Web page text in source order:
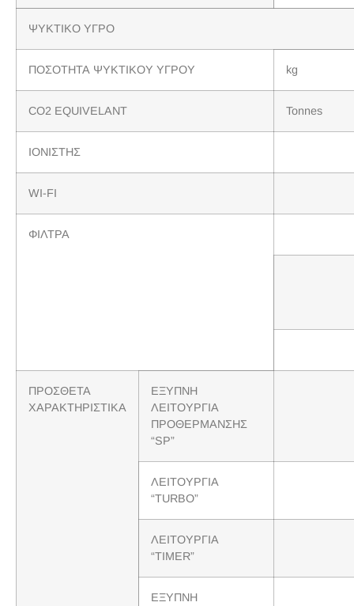
ΨΥΚΤΙΚΟ ΥΓΡΟ
ΠΟΣΟΤΗΤΑ ΨΥΚΤΙΚΟΥ ΥΓΡΟΥ kg
CO2 EQUIVELANT Tonnes
ΙΟΝΙΣΤΗΣ
WI-FI
ΦΙΛΤΡΑ
ΠΡΟΣΘΕΤΑ
ΧΑΡΑΚΤΗΡΙΣΤΙΚΑ
ΕΞΥΠΝΗ
ΛΕΙΤΟΥΡΓΙΑ
ΠΡΟΘΕΡΜΑΝΣΗΣ
“SP”
ΛΕΙΤΟΥΡΓΙΑ
“TURBO”
ΛΕΙΤΟΥΡΓΙΑ
“TIMER”
ΕΞΥΠΝΗ